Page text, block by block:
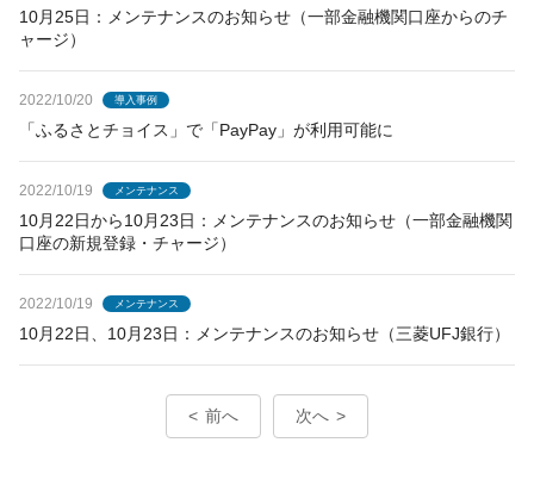
10月25日：メンテナンスのお知らせ（一部金融機関口座からのチ
ャージ）
2022/10/20 導入事例
「ふるさとチョイス」で「PayPay」が利用可能に
2022/10/19 メンテナンス
10月22日から10月23日：メンテナンスのお知らせ（一部金融機関
口座の新規登録・チャージ）
2022/10/19 メンテナンス
10月22日、10月23日：メンテナンスのお知らせ（三菱UFJ銀行）
前へ 次へ